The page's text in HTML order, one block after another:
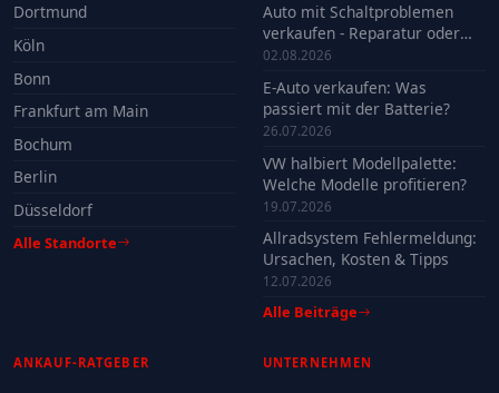
Dortmund
Köln
Bonn
Frankfurt am Main
Bochum
Berlin
Düsseldorf
Alle Standorte
Auto mit Schaltproblemen
verkaufen - Reparatur oder
Verkauf?
02.08.2026
E-Auto verkaufen: Was
passiert mit der Batterie?
26.07.2026
VW halbiert Modellpalette:
Welche Modelle profitieren?
19.07.2026
Allradsystem Fehlermeldung:
Ursachen, Kosten & Tipps
12.07.2026
Alle Beiträge
ANKAUF-RATGEBER UNTERNEHMEN